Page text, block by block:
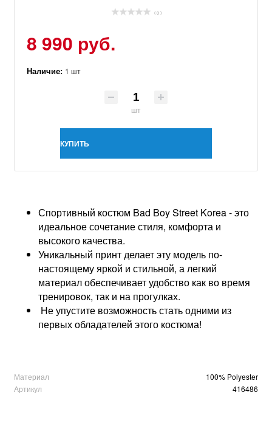
( 0 )
8 990 руб.
Наличие: 1 шт
шт
КУПИТЬ
Спортивный костюм Bad Boy Street Korea - это
идеальное сочетание стиля, комфорта и
высокого качества.
Уникальный принт делает эту модель по-
настоящему яркой и стильной, а легкий
материал обеспечивает удобство как во время
тренировок, так и на прогулках.
Не упустите возможность стать одними из
первых обладателей этого костюма!
Материал
100% Polyester
Артикул
416486